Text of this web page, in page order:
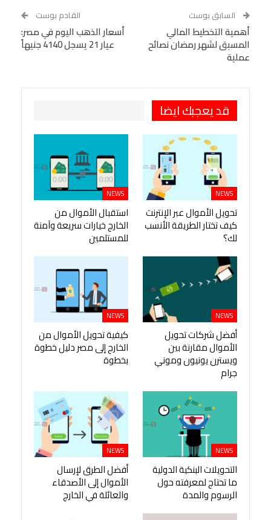
Tumblr
البريد الإلكتروني
StumbleUpon
VK
Digg
LINE
BlackBerry
Viber
السابق بوست
أهمية التخطيط المالي
المسبق لشهر رمضان نصائح
عملية
القادم بوست
أسعار الذهب اليوم في مصر:
عيار 21 يسجل 4140 جنيهاً
قد يعجبك ايضا
NEWS
تحويل الأموال عبر الإنترنت
كيف تختار الطريقة الأنسب
لك؟
NEWS
استقبال الأموال من
الخارج خيارات سريعة وآمنة
للمستلمين
NEWS
أفضل شركات تحويل
الأموال مقارنة بين
ويسترن يونيون وموني
جرام
NEWS
كيفية تحويل الأموال من
الخارج إلى مصر دليل خطوة
بخطوة
NEWS
التحويلات البنكية الدولية
ما تحتاج لمعرفته حول
الرسوم والمدة
NEWS
أفضل الطرق لإرسال
الأموال إلى الأصدقاء
والعائلة في الخارج